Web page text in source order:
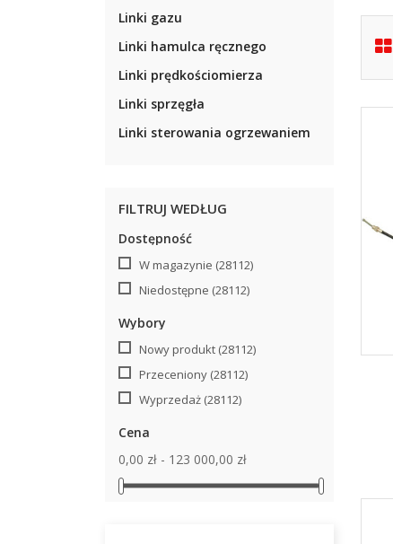
Linki gazu
Linki hamulca ręcznego
Linki prędkościomierza
Linki sprzęgła
Linki sterowania ogrzewaniem
FILTRUJ WEDŁUG
Dostępność
W magazynie (28112)
Niedostępne (28112)
Wybory
Nowy produkt (28112)
Przeceniony (28112)
Wyprzedaż (28112)
Cena
0,00 zł - 123 000,00 zł